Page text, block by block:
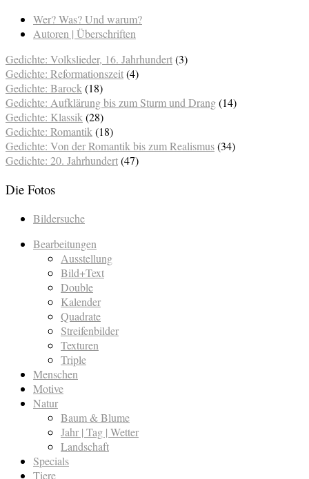
Wer? Was? Und warum?
Autoren | Überschriften
Gedichte: Volkslieder, 16. Jahrhundert(3)
Gedichte: Reformationszeit(4)
Gedichte: Barock (18)
Gedichte: Aufklärung bis zum Sturm und Drang(14)
Gedichte: Klassik (28)
Gedichte: Romantik (18)
Gedichte: Von der Romantik bis zum Realismus(34)
Gedichte: 20. Jahrhundert(47)
Die Fotos
Bildersuche
Bearbeitungen
Ausstellung
Bild+Text
Double
Kalender
Quadrate
Streifenbilder
Texturen
Triple
Menschen
Motive
Natur
Baum & Blume
Jahr | Tag | Wetter
Landschaft
Specials
Tiere